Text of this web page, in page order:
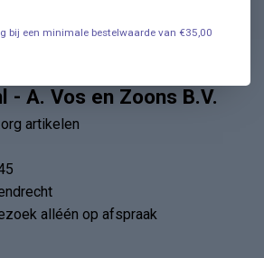
- A. Vos en Zoons B.V.
artikelen
alléén op afspraak
bij een minimale bestelwaarde van €35,00